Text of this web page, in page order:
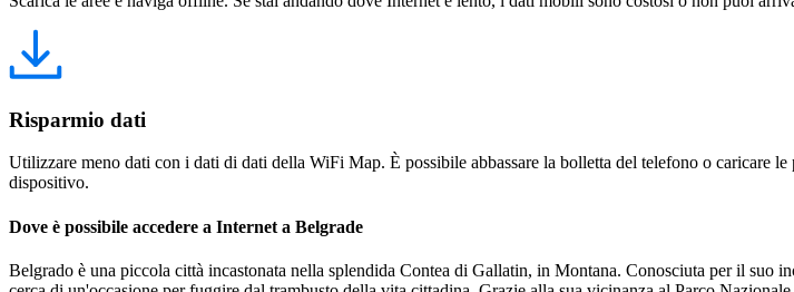
Risparmio dati
Utilizzare meno dati con i dati di dati della WiFi Map. È possibile abbassare la bolletta del telefono o caricare
dispositivo.
Dove è possibile accedere a Internet a Belgrade
Belgrado è una piccola città incastonata nella splendida Contea di Gallatin, in Montana. Conosciuta per il